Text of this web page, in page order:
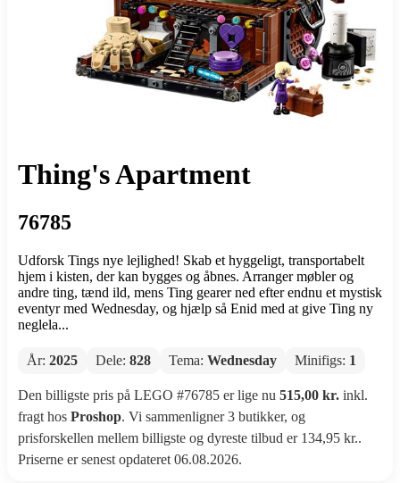
Thing's Apartment
76785
Udforsk Tings nye lejlighed! Skab et hyggeligt, transportabelt
hjem i kisten, der kan bygges og åbnes. Arranger møbler og
andre ting, tænd ild, mens Ting gearer ned efter endnu et mystisk
eventyr med Wednesday, og hjælp så Enid med at give Ting ny
neglela...
År: 2025 Dele: 828 Tema: Wednesday Minifigs: 1
Den billigste pris på LEGO #76785 er lige nu 515,00 kr. inkl.
fragt hos Proshop. Vi sammenligner 3 butikker, og
prisforskellen mellem billigste og dyreste tilbud er 134,95 kr..
Priserne er senest opdateret 06.08.2026.